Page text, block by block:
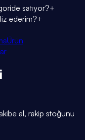
satıyor?+
ederim?+
Ürün
al, rakip stoğunu